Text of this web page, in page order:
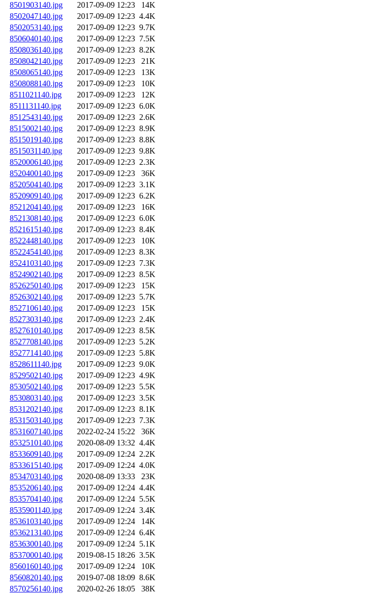
8501903140.jpg
2017-09-09 12:23
14K
8502047140.jpg
2017-09-09 12:23 4.4K
8502053140.jpg
2017-09-09 12:23 9.7K
8506040140.jpg
2017-09-09 12:23 7.5K
8508036140.jpg
2017-09-09 12:23 8.2K
8508042140.jpg
2017-09-09 12:23
21K
8508065140.jpg
2017-09-09 12:23
13K
8508088140.jpg
2017-09-09 12:23
10K
8511021140.jpg
2017-09-09 12:23
12K
8511131140.jpg
2017-09-09 12:23 6.0K
8512543140.jpg
2017-09-09 12:23 2.6K
8515002140.jpg
2017-09-09 12:23 8.9K
8515019140.jpg
2017-09-09 12:23 8.8K
8515031140.jpg
2017-09-09 12:23 9.8K
8520006140.jpg
2017-09-09 12:23 2.3K
8520400140.jpg
2017-09-09 12:23
36K
8520504140.jpg
2017-09-09 12:23 3.1K
8520909140.jpg
2017-09-09 12:23 6.2K
8521204140.jpg
2017-09-09 12:23
16K
8521308140.jpg
2017-09-09 12:23 6.0K
8521615140.jpg
2017-09-09 12:23 8.4K
8522448140.jpg
2017-09-09 12:23
10K
8522454140.jpg
2017-09-09 12:23 8.3K
8524103140.jpg
2017-09-09 12:23 7.3K
8524902140.jpg
2017-09-09 12:23 8.5K
8526250140.jpg
2017-09-09 12:23
15K
8526302140.jpg
2017-09-09 12:23 5.7K
8527106140.jpg
2017-09-09 12:23
15K
8527303140.jpg
2017-09-09 12:23 2.4K
8527610140.jpg
2017-09-09 12:23 8.5K
8527708140.jpg
2017-09-09 12:23 5.2K
8527714140.jpg
2017-09-09 12:23 5.8K
8528611140.jpg
2017-09-09 12:23 9.0K
8529502140.jpg
2017-09-09 12:23 4.9K
8530502140.jpg
2017-09-09 12:23 5.5K
8530803140.jpg
2017-09-09 12:23 3.5K
8531202140.jpg
2017-09-09 12:23 8.1K
8531503140.jpg
2017-09-09 12:23 7.3K
8531607140.jpg
2022-02-24 15:22
36K
8532510140.jpg
2020-08-09 13:32 4.4K
8533609140.jpg
2017-09-09 12:24 2.2K
8533615140.jpg
2017-09-09 12:24 4.0K
8534703140.jpg
2020-08-09 13:33
23K
8535206140.jpg
2017-09-09 12:24 4.4K
8535704140.jpg
2017-09-09 12:24 5.5K
8535901140.jpg
2017-09-09 12:24 3.4K
8536103140.jpg
2017-09-09 12:24
14K
8536213140.jpg
2017-09-09 12:24 6.4K
8536300140.jpg
2017-09-09 12:24 5.1K
8537000140.jpg
2019-08-15 18:26 3.5K
8560160140.jpg
2017-09-09 12:24
10K
8560820140.jpg
2019-07-08 18:09 8.6K
8570256140.jpg
2020-02-26 18:05
38K